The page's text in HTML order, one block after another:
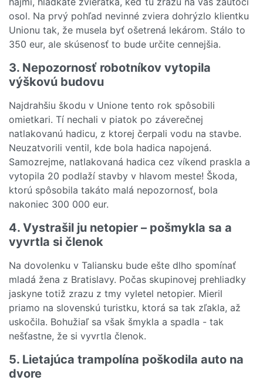
osol. Na prvý pohľad nevinné zviera dohrýzlo klientku
Unionu tak, že musela byť ošetrená lekárom. Stálo to
350 eur, ale skúsenosť to bude určite cennejšia.
3. Nepozornosť robotníkov vytopila
výškovú budovu
Najdrahšiu škodu v Unione tento rok spôsobili
omietkari. Tí nechali v piatok po záverečnej
natlakovanú hadicu, z ktorej čerpali vodu na stavbe.
Neuzatvorili ventil, kde bola hadica napojená.
Samozrejme, natlakovaná hadica cez víkend praskla a
vytopila 20 podlaží stavby v hlavom meste! Škoda,
ktorú spôsobila takáto malá nepozornosť, bola
nakoniec 300 000 eur.
4. Vystrašil ju netopier – pošmykla sa a
vyvrtla si členok
Na dovolenku v Taliansku bude ešte dlho spomínať
mladá žena z Bratislavy. Počas skupinovej prehliadky
jaskyne totiž zrazu z tmy vyletel netopier. Mieril
priamo na slovenskú turistku, ktorá sa tak zľakla, až
uskočila. Bohužiaľ sa však šmykla a spadla - tak
nešťastne, že si vyvrtla členok.
5. Lietajúca trampolína poškodila auto na
dvore